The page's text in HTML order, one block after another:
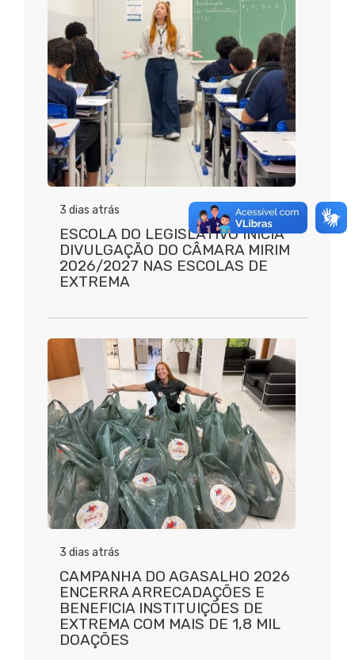
3 dias atrás
ESCOLA DO LEGISLATIVO INICIA
DIVULGAÇÃO DO CÂMARA MIRIM
2026/2027 NAS ESCOLAS DE
EXTREMA
3 dias atrás
CAMPANHA DO AGASALHO 2026
ENCERRA ARRECADAÇÕES E
BENEFICIA INSTITUIÇÕES DE
EXTREMA COM MAIS DE 1,8 MIL
DOAÇÕES